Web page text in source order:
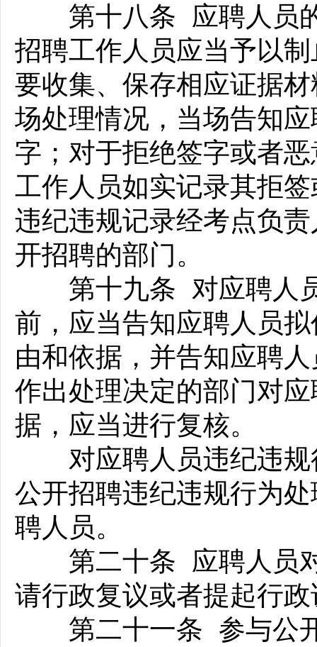
第十八条 应聘人员的
招聘工作人员应当予以
要收集、保存相应证据
场处理情况，当场告知
字；对于拒绝签字或者
工作人员如实记录其拒
违纪违规记录经考点负
开招聘的部门。
第十九条 对应聘人员
前，应当告知应聘人员
由和依据，并告知应聘
作出处理决定的部门对
据，应当进行复核。
对应聘人员违纪违规
公开招聘违纪违规行为
聘人员。
第二十条 应聘人员对
请行政复议或者提起行
第二十一条 参与公开